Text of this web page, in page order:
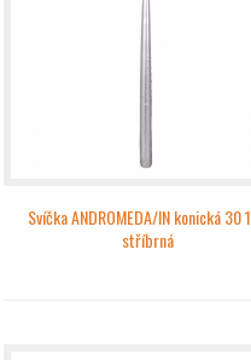
Svíčka ANDROMEDA/IN konická 30
stříbrná